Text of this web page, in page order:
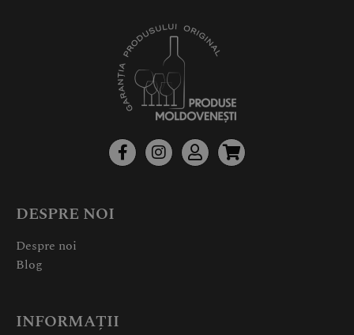
DESPRE NOI
Despre noi
Blog
INFORMAȚII